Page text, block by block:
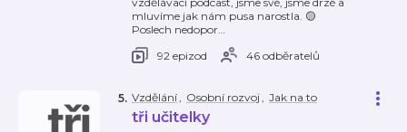
mluvíme jak nám pusa narostla. 🟡
Poslech nedopor…
92 epizod
46 odběratelů
Vzdělání, Osobní rozvoj , Jak na to
tři učitelky
5.